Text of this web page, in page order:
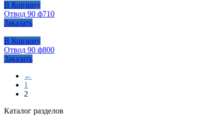
В Корзину
Отвод 90 ф710
Заказать
В Корзину
Отвод 90 ф800
Заказать
←
1
2
Каталог разделов